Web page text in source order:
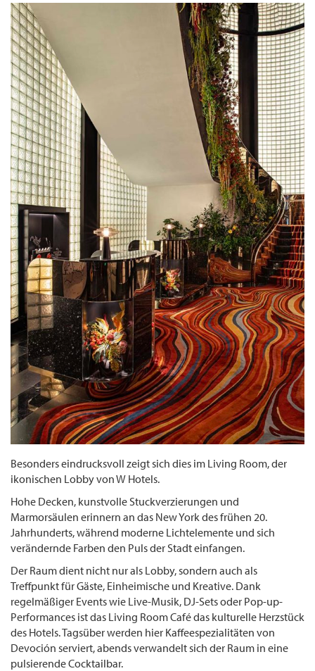
Besonders eindrucksvoll zeigt sich dies im Living Room, der
ikonischen Lobby von W Hotels.
Hohe Decken, kunstvolle Stuckverzierungen und
Marmorsäulen erinnern an das New York des frühen 20.
Jahrhunderts, während moderne Lichtelemente und sich
verändernde Farben den Puls der Stadt einfangen.
Der Raum dient nicht nur als Lobby, sondern auch als
Treffpunkt für Gäste, Einheimische und Kreative. Dank
regelmäßiger Events wie Live-Musik, DJ-Sets oder Pop-up-
Performances ist das Living Room Café das kulturelle Herzstück
des Hotels. Tagsüber werden hier Kaffeespezialitäten von
Devoción serviert, abends verwandelt sich der Raum in eine
pulsierende Cocktailbar.